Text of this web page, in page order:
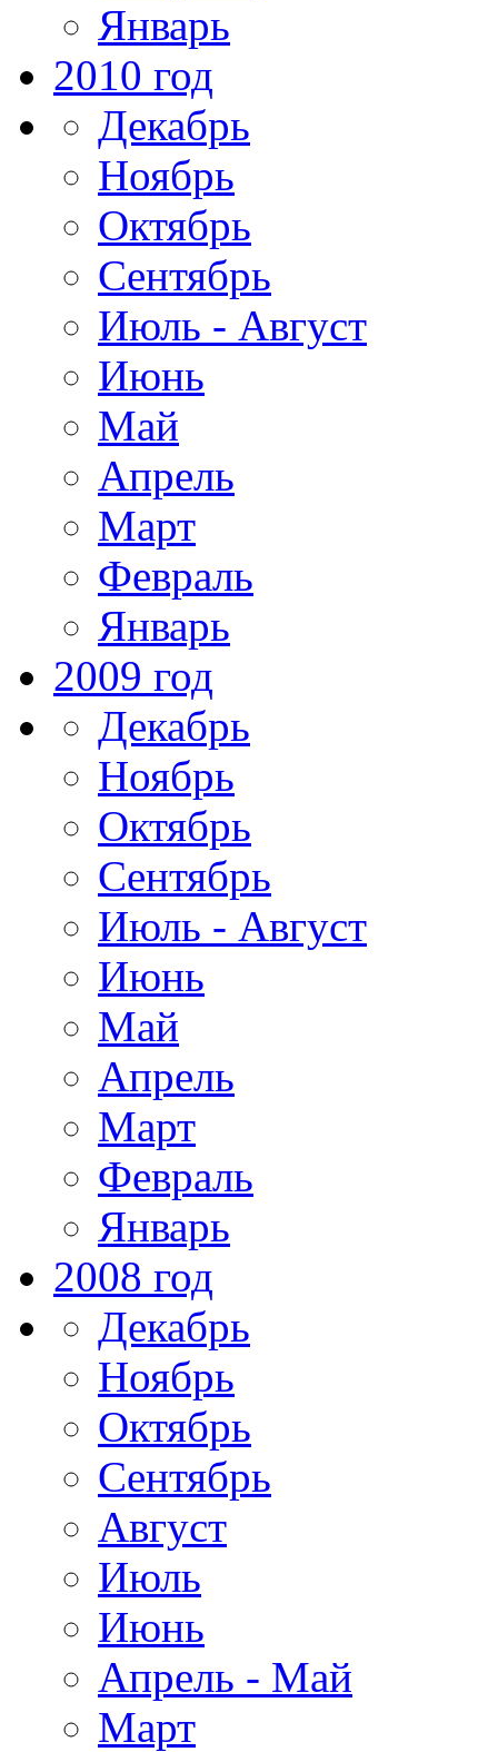
Январь
2010 год
Декабрь
Ноябрь
Октябрь
Сентябрь
Июль - Август
Июнь
Май
Апрель
Март
Февраль
Январь
2009 год
Декабрь
Ноябрь
Октябрь
Сентябрь
Июль - Август
Июнь
Май
Апрель
Март
Февраль
Январь
2008 год
Декабрь
Ноябрь
Октябрь
Сентябрь
Август
Июль
Июнь
Апрель - Май
Март